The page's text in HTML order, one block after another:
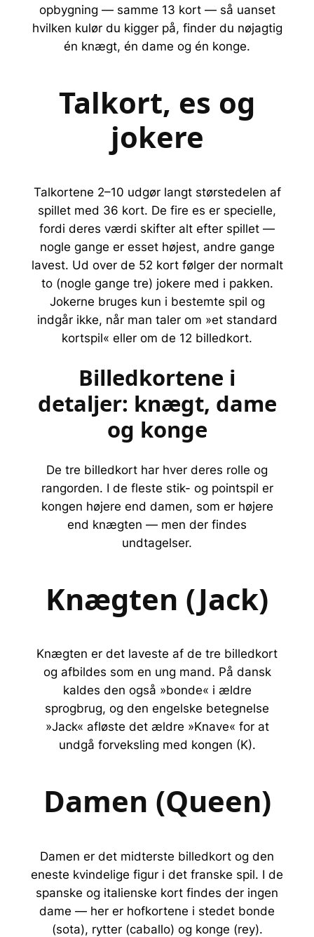
opbygning — samme 13 kort — så uanset
hvilken kulør du kigger på, finder du nøjagtig
én knægt, én dame og én konge.
Talkort, es og
jokere
Talkortene 2–10 udgør langt størstedelen af
spillet med 36 kort. De fire es er specielle,
fordi deres værdi skifter alt efter spillet —
nogle gange er esset højest, andre gange
lavest. Ud over de 52 kort følger der normalt
to (nogle gange tre) jokere med i pakken.
Jokerne bruges kun i bestemte spil og
indgår ikke, når man taler om »et standard
kortspil« eller om de 12 billedkort.
Billedkortene i
detaljer: knægt, dame
og konge
De tre billedkort har hver deres rolle og
rangorden. I de fleste stik- og pointspil er
kongen højere end damen, som er højere
end knægten — men der findes
undtagelser.
Knægten (Jack)
Knægten er det laveste af de tre billedkort
og afbildes som en ung mand. På dansk
kaldes den også »bonde« i ældre
sprogbrug, og den engelske betegnelse
»Jack« afløste det ældre »Knave« for at
undgå forveksling med kongen (K).
Damen (Queen)
Damen er det midterste billedkort og den
eneste kvindelige figur i det franske spil. I de
spanske og italienske kort findes der ingen
dame — her er hofkortene i stedet bonde
(sota), rytter (caballo) og konge (rey).